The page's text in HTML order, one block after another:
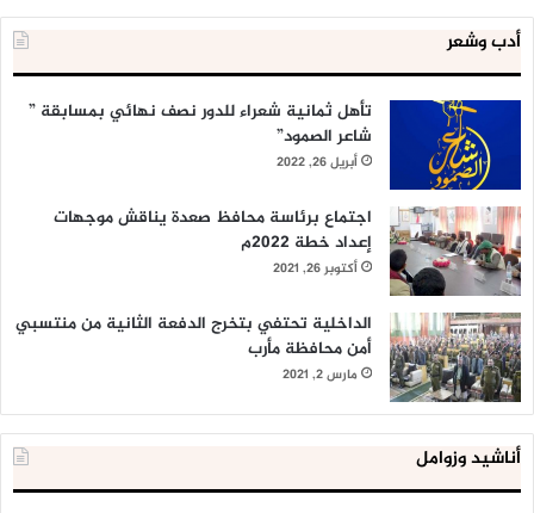
أدب وشعر
تأهل ثمانية شعراء للدور نصف نهائي بمسابقة ”
شاعر الصمود”
أبريل 26, 2022
اجتماع برئاسة محافظ صعدة يناقش موجهات
إعداد خطة 2022م
أكتوبر 26, 2021
الداخلية تحتفي بتخرج الدفعة الثانية من منتسبي
أمن محافظة مأرب
مارس 2, 2021
أناشيد وزوامل